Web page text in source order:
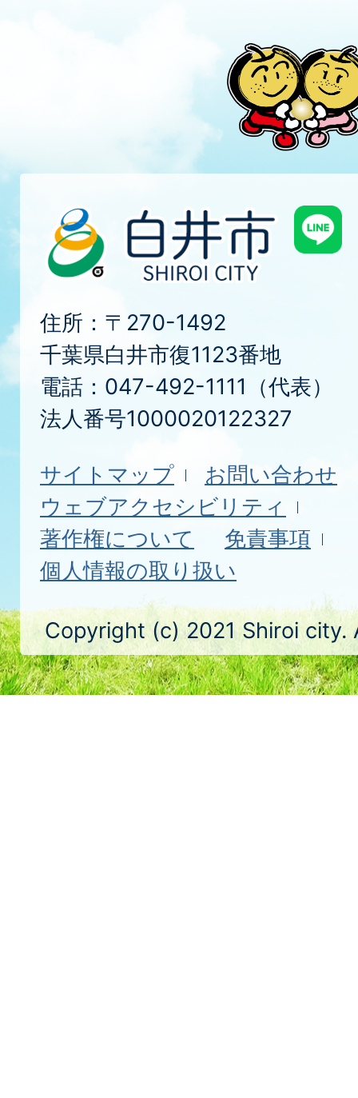
住所：〒270-1492
千葉県白井市復1123番地
電話：047-492-1111（代表）
法人番号1000020122327
サイトマップ
お問い合わせ
ウェブアクセシビリティ
著作権について
免責事項
個人情報の取り扱い
Copyright (c) 2021 Shiroi city.